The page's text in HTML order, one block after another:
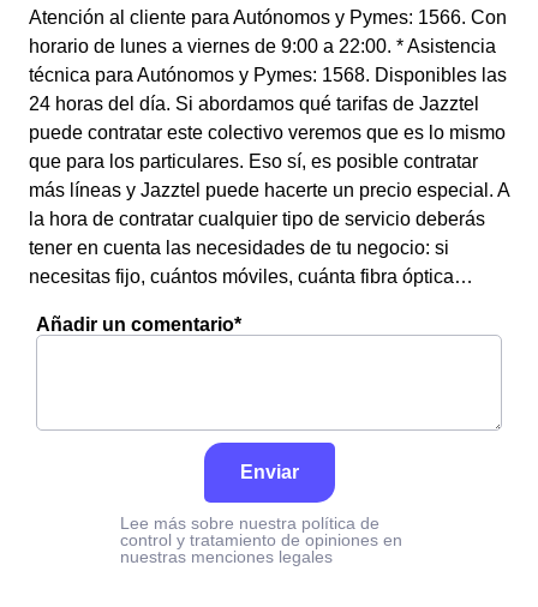
Atención al cliente para Autónomos y Pymes: 1566. Con
horario de lunes a viernes de 9:00 a 22:00. * Asistencia
técnica para Autónomos y Pymes: 1568. Disponibles las
24 horas del día. Si abordamos qué tarifas de Jazztel
puede contratar este colectivo veremos que es lo mismo
que para los particulares. Eso sí, es posible contratar
más líneas y Jazztel puede hacerte un precio especial. A
la hora de contratar cualquier tipo de servicio deberás
tener en cuenta las necesidades de tu negocio: si
necesitas fijo, cuántos móviles, cuánta fibra óptica…
Añadir un comentario*
Enviar
Lee más sobre nuestra política de
control y tratamiento de opiniones en
nuestras menciones legales